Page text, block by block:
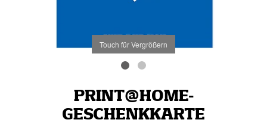
Touch für Vergrößern
PRINT@HOME-
GESCHENKKARTE